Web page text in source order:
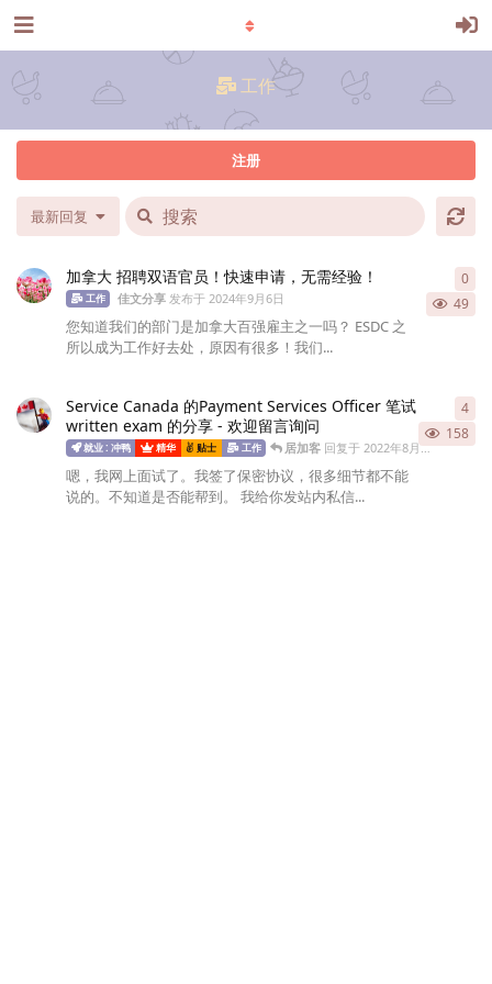
工作
注册
最新回复
加拿大 招聘双语官员！快速申请，无需经验！
工作 佳文分享 发布于2024年9月6日 49
您知道我们的部门是加拿大百强雇主之一吗？ ESDC 之
所以成为工作好去处，原因有很多！我们...
0
Service Canada 的Payment Services Officer 笔试
written exam 的分享 - 欢迎留言询问
就业 : 冲鸭 精华 贴士 工作 居加客 回复于2022年8月8日
158
嗯，我网上面试了。我签了保密协议，很多细节都不能
说的。不知道是否能帮到。 我给你发站内私信...
4